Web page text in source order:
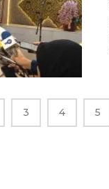
3 4 5